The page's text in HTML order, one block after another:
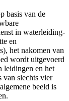
basis van de
in waterleiding-
en
het nakomen van
wordt uitgevoerd
leidingen en het
van slechts vier
beeld is